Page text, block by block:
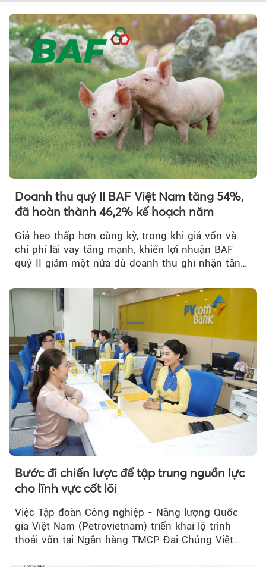
Doanh thu quý II BAF Việt Nam tăng 54%,
đã hoàn thành 46,2% kế hoạch năm
Giá heo thấp hơn cùng kỳ, trong khi giá vốn và
chi phí lãi vay tăng mạnh, khiến lợi nhuận BAF
quý II giảm một nửa dù doanh thu ghi nhận tăng
Bước đi chiến lược để tập trung nguồn lực
cho lĩnh vực cốt lõi
Việc Tập đoàn Công nghiệp - Năng lượng Quốc
gia Việt Nam (Petrovietnam) triển khai lộ trình
thoái vốn tại Ngân hàng TMCP Đại Chúng Việt